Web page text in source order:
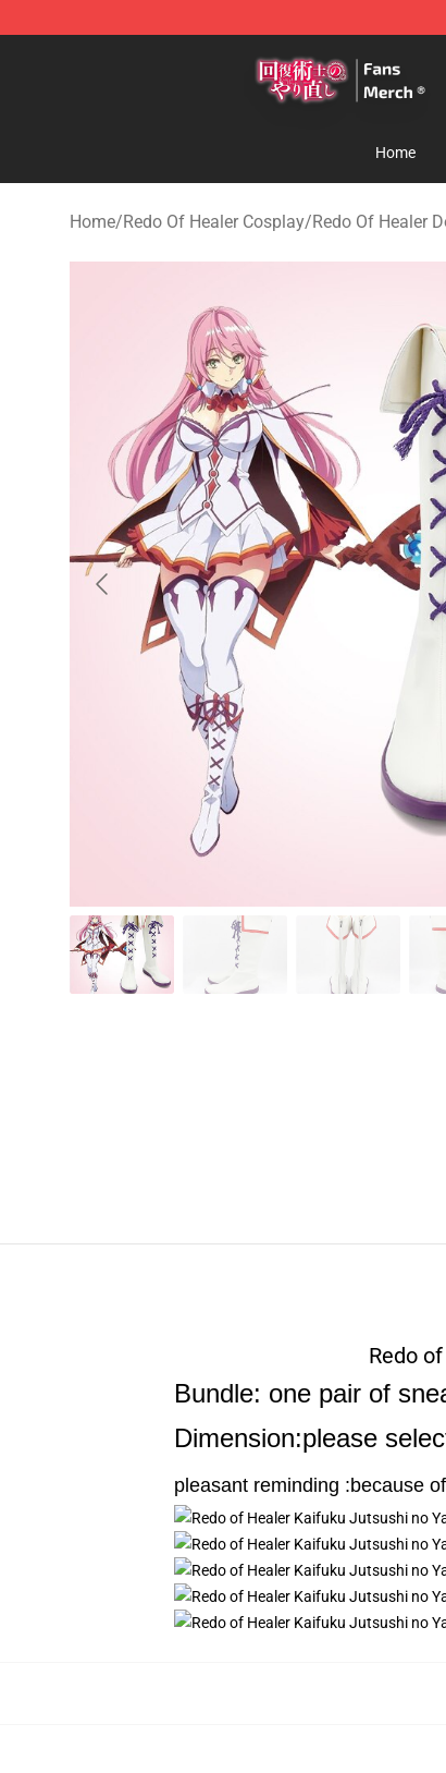
Home
Home/Redo Of Healer Cosplay/Redo Of Healer
Redo
Bundle: one pair of
Dimension:please
pleasant reminding :because